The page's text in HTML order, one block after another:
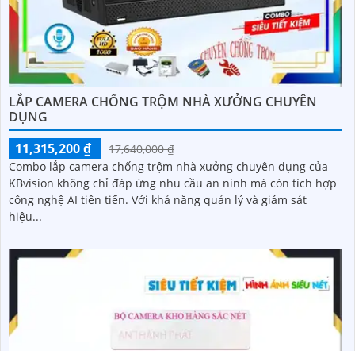
LẮP CAMERA CHỐNG TRỘM NHÀ XƯỞNG CHUYÊN
DỤNG
11,315,200 ₫
17,640,000 ₫
Combo lắp camera chống trộm nhà xưởng chuyên dụng của
KBvision không chỉ đáp ứng nhu cầu an ninh mà còn tích hợp
công nghệ AI tiên tiến. Với khả năng quản lý và giám sát
hiệu...